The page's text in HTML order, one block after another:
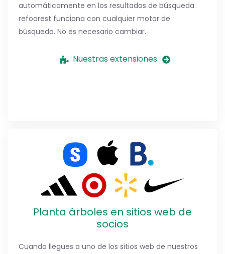
automáticamente en los resultados de búsqueda.
refoorest funciona con cualquier motor de
búsqueda. No es necesario cambiar.
Nuestras extensiones
Planta árboles en sitios web de
socios
Cuando llegues a uno de los sitios web de nuestros